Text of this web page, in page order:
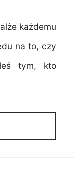
każdemu
na to, czy
tym, kto